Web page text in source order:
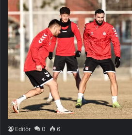
Editör 0 6